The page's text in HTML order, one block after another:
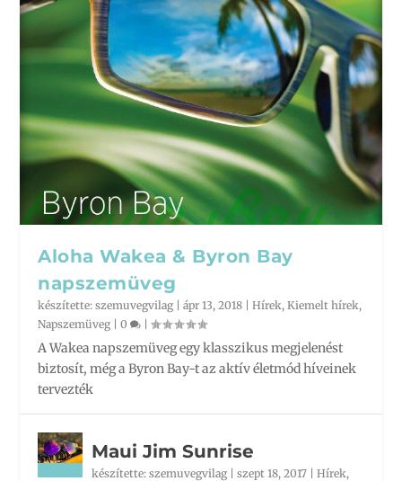
Aloha Wakea & Byron Bay
napszemüveg
készítette:szemuvegvilag |ápr 13, 2018 |Hírek,Kiemelt hírek,
Napszemüveg |0 |
A Wakea napszemüveg egy klasszikus megjelenést
biztosít, még a Byron Bay-t az aktív életmód híveinek
tervezték
Maui Jim Sunrise
készítette:szemuvegvilag |szept 18, 2017 |Hírek,